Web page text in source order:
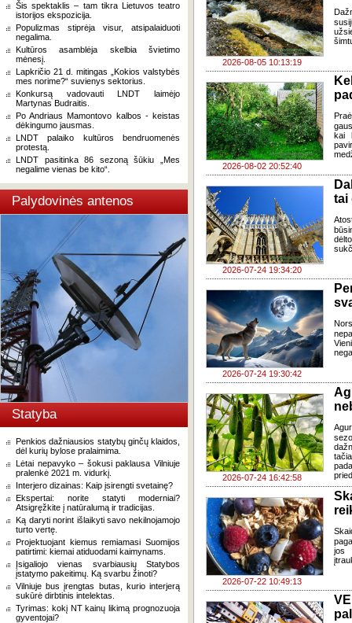
Šis spektaklis – tam tikra Lietuvos teatro
istorijos ekspozicija.
Populizmas stiprėja visur, atsipalaiduoti
negalima.
Kultūros asamblėja skelbia švietimo
mėnesį.
Lapkričio 21 d. mitingas „Kokios valstybės
mes norime?“ suvienys sektorius.
Konkursą vadovauti LNDT laimėjo
Martynas Budraitis.
Po Andriaus Mamontovo kalbos - keistas
dėkingumo jausmas.
LNDT palaiko kultūros bendruomenės
protestą.
LNDT pasitinka 86 sezoną šūkiu „Mes
negalime vienas be kito“.
Palydovinės antenos
Statyba
Penkios dažniausios statybų ginčų klaidos,
dėl kurių bylose pralaimima.
Lėtai nepavyko – šokusi paklausa Vilniuje
pralenkė 2021 m. vidurkį.
Interjero dizainas: Kaip įsirengti svetainę?
Ekspertai: norite statyti moderniai?
Atsigręžkite į natūralumą ir tradicijas.
Ką daryti norint išlaikyti savo nekilnojamojo
turto vertę.
Projektuojant kiemus remiamasi Suomijos
patirtimi: kiemai atiduodami kaimynams.
Įsigaliojo vienas svarbiausių Statybos
įstatymo pakeitimų. Ką svarbu žinoti?
Vilniuje bus įrengtas butas, kurio interjerą
sukūrė dirbtinis intelektas.
Tyrimas: kokį NT kainų likimą prognozuoja
gyventojai?
2026-08-05 10:13:19
2026-08-02 20:52:40
kai
2026-07-24 19:34:20
tai
2026-07-24 19:30:42
2026-07-24 16:42:58
2026-07-22 10:49:13
jos